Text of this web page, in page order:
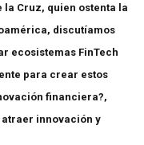
Cruz, quien ostenta la
discutíamos
ecosistemas FinTech
para crear estos
financiera?,
atraer innovación y